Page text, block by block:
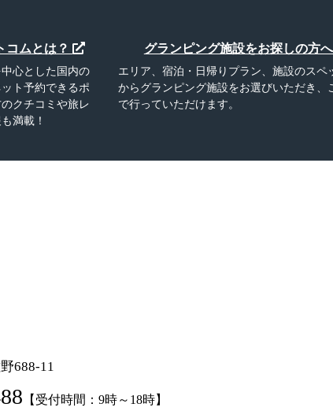
コムとは？
心とした国内の
ト予約できるポ
クチコミや旅レ
満載！
グランピング施設をお探しの方へ
エリア、宿泊・日帰りプラン、施設のスペ
からグランピング施設をお選びいただき、
で行っていただけます。
688-11
【受付時間：9時～18時】